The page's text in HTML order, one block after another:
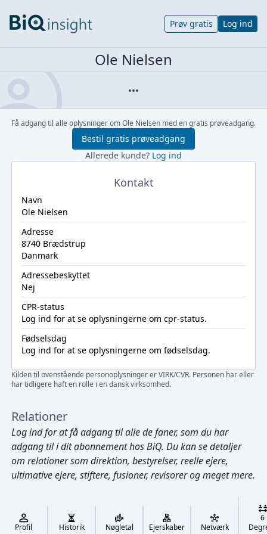
Cmd/Ctrl + K
Prøv gratis Log ind
Ole Nielsen
Få adgang til alle oplysninger om Ole Nielsen med en gratis prøveadgang.
Bestil gratis prøveadgang
Allerede kunde? Log ind
Kontakt
Navn
Ole Nielsen
Adresse
8740 Brædstrup
Danmark
Adressebeskyttet
Nej
CPR-status
Log ind for at se oplysningerne om cpr-status.
Fødselsdag
Log ind for at se oplysningerne om fødselsdag.
Kilden til ovenstående personoplysninger er VIRK/CVR. Personen har eller
har tidligere haft en rolle i en dansk virksomhed.
Relationer
Log indfor at få adgang til alle de faner, som du har
adgang til i dit abonnement hos BiQ. Du kan se detaljer
om relationer som direktion, bestyrelser, reelle ejere,
ultimative ejere, stiftere, fusioner, revisorer og meget mere.
Profil Historik Nøgletal Ejerskaber Netværk
6